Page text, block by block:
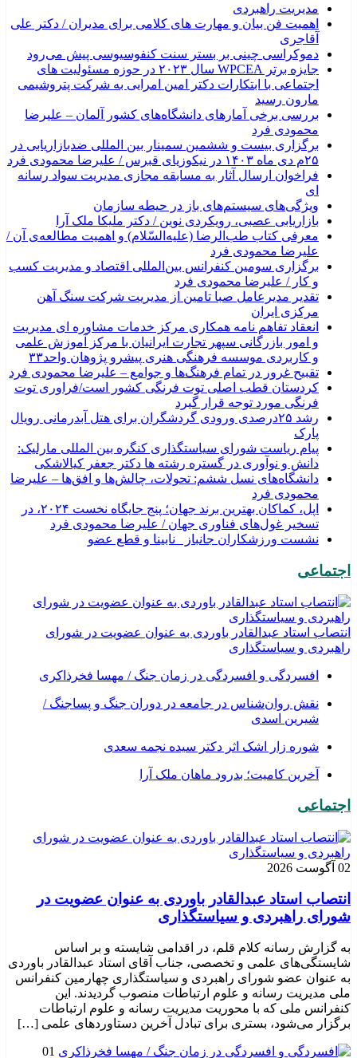
مدیریت راهبردی
اهمیت فن بیان و مهارت های کلامی برای مدیران / دکتر علی
آقاجری
دموکراسی چینی بر بستر سنت کنفوسیوسی پیش می‌رود
جایزه برتر WPCEA سال ۲۰۲۳ در حوزه مسئولیت های
اجتماعی با ابتکارات دکتر امین امرایی به شرکت پتروشیمی
مارون رسید
بررسی برخی آمارهای دانشگاه‌های کشور آلمان – علیرضا
محمودی فرد
برگزاری بیست و ششمین سمینار بین المللی ضدبازاریابی در
۲۵م دی ماه ۱۴۰۳ در نیکوزیای قبرس / علیرضا محمودی فرد
فراخوان ارسال آثار به مسابقه مجازی مدیریت سواد رسانه
ای
ویژگی‌های سیستم‌های باز در حیطه سازمان
بازاریابی عصبی، رویکردی نوین / دکتر ملیکا ملک آرا
معرفی کتاب طب‌الرضا (علیه‌السّلام) و اهمیت مطالعه‌ی آن /
علیرضا محمودی فرد
برگزاری سومین کنفرانس بین‌المللی اقتصاد و مدیریت کسب
و کار / علیرضا محمودی فرد
تقدیر مدیرعامل صبا تامین از مدیریت شرکت سنگ آهن
مرکزی ایران
انعقاد تفاهم نامه همکاری مرکز خدمات مشاوره ای مدیریت
و امور بازرگانی سپهر تجارت ایرانیان با مرکز آموزش علمی
و کاربردی موسسه فرهنگی هنری پیشرو پژوهان واحد۳۳
تقبیح غرور در تمام فرهنگ‌ها و جوامع – علیرضا محمودی فرد
کردستان قطب اصلی توت فرنگی کشور است/فراوری توت
فرنگی مورد توجه قرار گیرد
رشد ۲۵درصدی ورودی گردشگران برای هتل آبدرمانی رویال
پارک
پیام ریاست شورای سیاستگذاری کنگره بین المللی مارلیک:
دانش و نوآوری در گستره رشته ها دکتر جعفر کیالاشکی
دانشگاه‌های نسل ششم: تحولات، چالش‌ها و افق‌ها – علیرضا
محمودی فرد
اپل، کماکان بهترین برند جهان؛ پنج جایگاه نخست ۲۰۲۴، در
تسخیر غول‌های فناوری جهان / علیرضا محمودی فرد
نشست ورزشکاران جانباز _نابینا و قطع عضو‎
اجتماعی
انتصاب استاد عبدالقادر باوردی به عنوان عضویت در شورای
راهبردی و سیاستگذاری
افسردگی و افسردگی در زمان جنگ / مهسا فخرذاکری
نقش روان‌شناس در جامعه در دوران جنگ و پساجنگ /
شیرین اسدی
شوره زار اشک اثر دکتر سیده نجمه سعدی
​آخرین کامیت؛ بدرود ماهان ملک آرا
اجتماعی
02 آگوست 2026
انتصاب استاد عبدالقادر باوردی به عنوان عضویت در
شورای راهبردی و سیاستگذاری
به گزارش رسانه کلام قلم، در اقدامی شایسته و بر اساس
شایستگی‌های علمی و تخصصی، جناب آقای استاد عبدالقادر باوردی
به عنوان عضو شورای راهبردی و سیاستگذاری چهارمین کنفرانس
ملی مدیریت رسانه و علوم ارتباطات منصوب گردیدند. این
کنفرانس ملی که با محوریت مدیریت رسانه و علوم ارتباطات
برگزار می‌شود، بستری برای تبادل آخرین دستاوردهای علمی […]
01